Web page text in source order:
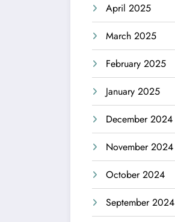
April 2025
March 2025
February 2025
January 2025
December 2024
November 2024
October 2024
September 2024